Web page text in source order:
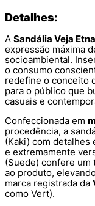
Detalhes:
A Sandália Veja
expressão máxima
socioambiental.
o consumo
redefine o conceito
para o público que
casuais e
Confeccionada em
procedência, a
(Kaki) com detalhes
e extremamente
(Suede) confere um
ao produto,
marca registrada da
como Vert).